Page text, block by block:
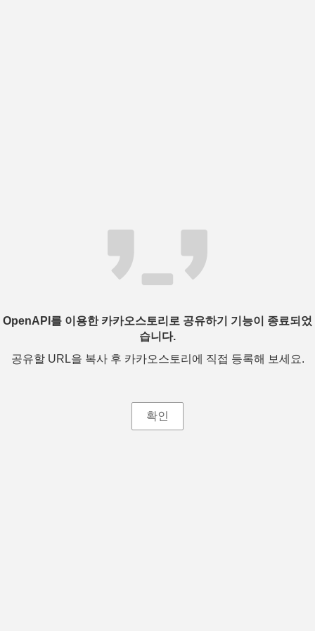
OpenAPI를 이용한 카카오스토리로 공유하기 기능이 종료되었
습니다.
공유할 URL을 복사 후 카카오스토리에 직접 등록해 보세요.
확인